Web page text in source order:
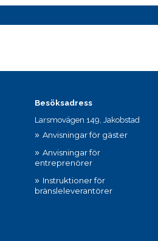
Besöksadress
Larsmovägen 149, Jakobstad
Anvisningar för gäster
Anvisningar för
entreprenörer
Instruktioner för
bränsleleverantörer